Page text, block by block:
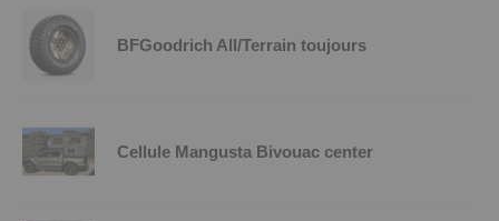
BFGoodrich All/Terrain toujours
Cellule Mangusta Bivouac center